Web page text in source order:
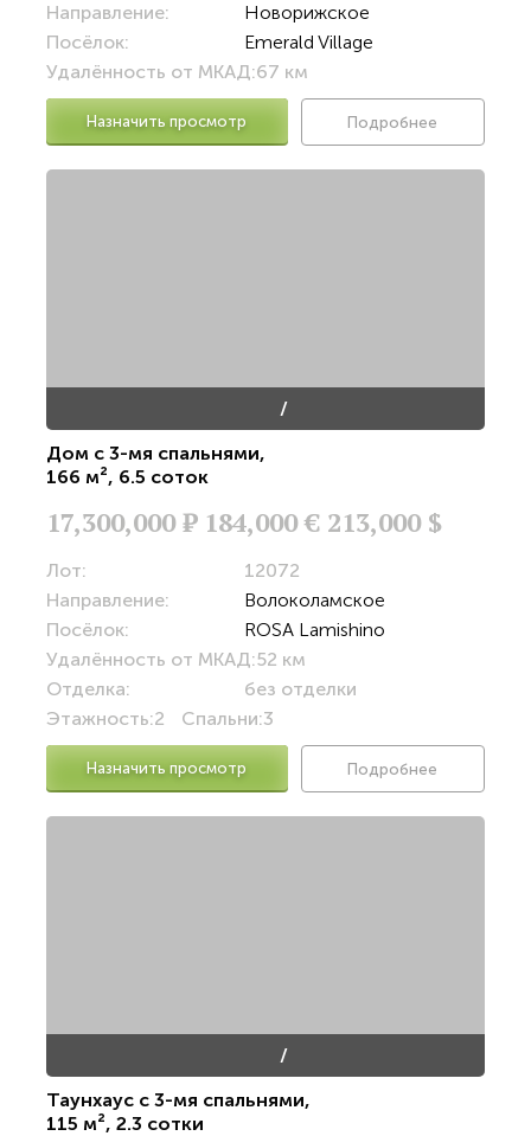
Направление:
Новорижское
Посёлок:
Emerald Village
Удалённость от МКАД:67 км
Назначить просмотр Подробнее
/
Дом с 3-мя спальнями,
166 м², 6.5 соток
17,300,000Р 184,000 € 213,000 $
Лот:
12072
Направление:
Волоколамское
Посёлок:
ROSA Lamishino
Удалённость от МКАД:52 км
Отделка:
без отделки
Этажность:2 Спальни:3
Назначить просмотр Подробнее
/
Таунхаус с 3-мя спальнями,
115 м², 2.3 сотки